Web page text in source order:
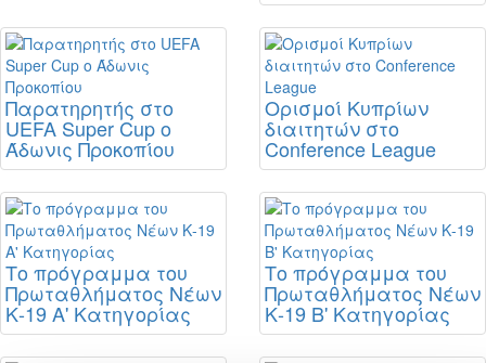
Παρατηρητής στο
UEFA Super Cup ο
Άδωνις Προκοπίου
Ορισμοί Κυπρίων
διαιτητών στο
Conference League
Το πρόγραμμα του
Πρωταθλήματος Νέων
Κ-19 Α' Κατηγορίας
Το πρόγραμμα του
Πρωταθλήματος Νέων
Κ-19 Β' Κατηγορίας